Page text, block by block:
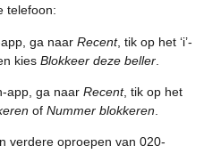
telefoon:
ga naar Recent, tik op het ‘i’-
kies Blokkeer deze beller
app, ga naar Recent, tik op het
of Nummer blokkeren
verdere oproepen van 020-